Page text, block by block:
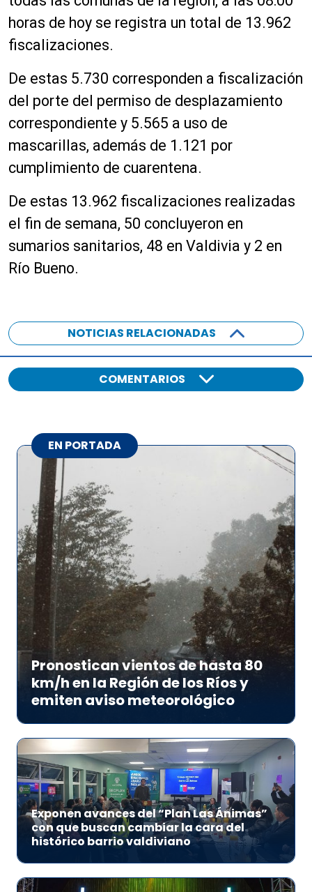
horas de hoy se registra un total de 13.962
fiscalizaciones.
De estas 5.730 corresponden a fiscalización
del porte del permiso de desplazamiento
correspondiente y 5.565 a uso de
mascarillas, además de 1.121 por
cumplimiento de cuarentena.
De estas 13.962 fiscalizaciones realizadas
el fin de semana, 50 concluyeron en
sumarios sanitarios, 48 en Valdivia y 2 en
Río Bueno.
NOTICIAS RELACIONADAS
COMENTARIOS
EN PORTADA
Pronostican vientos de hasta 80
km/h en la Región de los Ríos y
emiten aviso meteorológico
Exponen avances del “Plan Las Ánimas”
con que buscan cambiar la cara del
histórico barrio valdiviano